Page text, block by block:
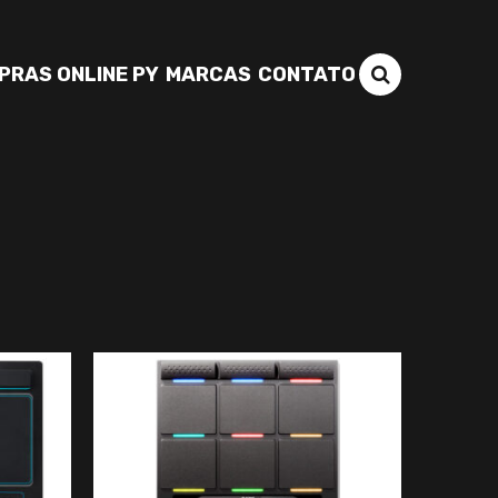
ONLINE PY MARCAS CONTATO